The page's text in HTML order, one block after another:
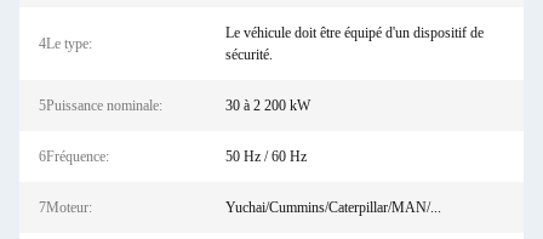
4Le type:
Le véhicule doit être équipé d'un dispositif de
sécurité.
5Puissance nominale: 30 à 2 200 kW
6Fréquence: 50 Hz / 60 Hz
7Moteur: Yuchai/Cummins/Caterpillar/MAN/...